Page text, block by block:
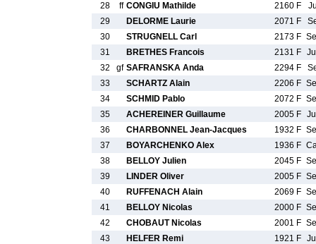
28
ff CONGIU Mathilde 2160 F
29
DELORME Laurie 2071 F
30
STRUGNELL Carl 2173 F
31
BRETHES Francois 2131 F
32
gf SAFRANSKA Anda 2294 F
33
SCHARTZ Alain 2206 F
34
SCHMID Pablo 2072 F
35
ACHEREINER Guillaume 2005 F
36
CHARBONNEL Jean-Jacques 1932 F
37
BOYARCHENKO Alex 1936 F
38
BELLOY Julien 2045 F
39
LINDER Oliver 2005 F
40
RUFFENACH Alain 2069 F
41
BELLOY Nicolas 2000 F
42
CHOBAUT Nicolas 2001 F
43
HELFER Remi 1921 F